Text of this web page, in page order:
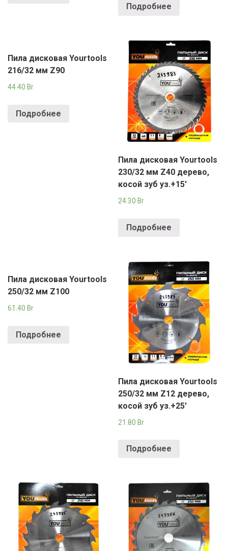
Подробнее
Пила дисковая Yourtools
216/32 мм Z90
44.40 Br
Подробнее
Пила дисковая Yourtools
230/32 мм Z40 дерево,
косой зуб уз.+15′
24.30 Br
Подробнее
Пила дисковая Yourtools
250/32 мм Z100
61.40 Br
Подробнее
Пила дисковая Yourtools
250/32 мм Z12 дерево,
косой зуб уз.+25′
21.80Br
Подробнее